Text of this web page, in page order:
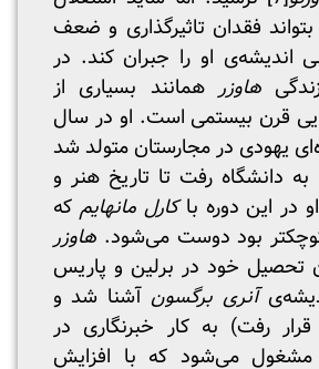
فقدان تاثیرگذاری و ضعف
اندیشه‌ی او را جبران کند. در
هاوزرهمانند بسیاری از
قرن بیستمی است. او در سال
یهودی در مجارستان متولد شد
و در سال ۱۹۱۰ به دانشگاه رفت تا تاریخ هنر و
در این دوره باکارل مانهایم که
بود دوست می‌شود. هاوزر
تحصیل خود در برلین و پاریس
آنری برگسونآشنا شد و
رفت) به کار خبرنگاری در
می‌شود که با افزایش